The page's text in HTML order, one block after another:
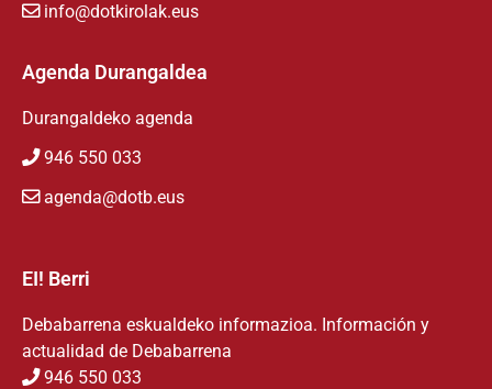
info@dotkirolak.eus
Agenda Durangaldea
Durangaldeko agenda
946 550 033
agenda@dotb.eus
EI! Berri
Debabarrena eskualdeko informazioa. Información y
actualidad de Debabarrena
946 550 033